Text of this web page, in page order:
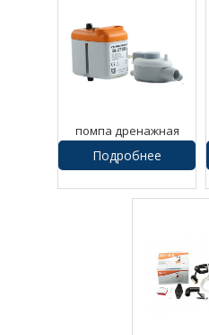
помпа дренажная
sauermann si 2750
Подробнее